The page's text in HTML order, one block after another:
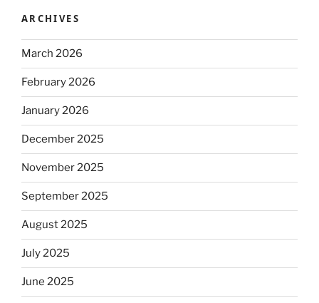
ARCHIVES
March 2026
February 2026
January 2026
December 2025
November 2025
September 2025
August 2025
July 2025
June 2025